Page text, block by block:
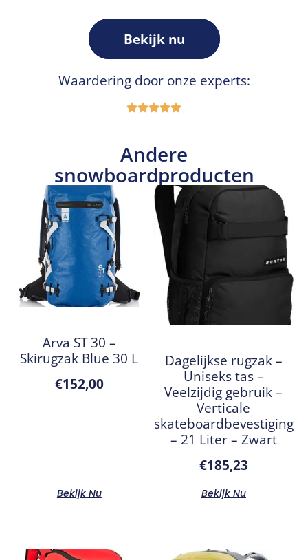
Bekijk nu
Waardering door onze experts:
Andere
snowboardproducten
Arva ST 30 –
Skirugzak Blue 30 L
€152,00
Bekijk Nu
Dagelijkse rugzak –
Uniseks tas –
Veelzijdig gebruik –
Verticale
skateboardbevestiging
– 21 Liter – Zwart
€185,23
Bekijk Nu